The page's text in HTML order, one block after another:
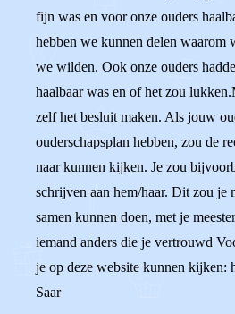
fijn was en voor onze ouders
hebben we kunnen delen waarom
we wilden. Ook onze ouders
haalbaar was en of het zou
zelf het besluit maken. Als jouw
ouderschapsplan hebben, zou de
naar kunnen kijken. Je zou
schrijven aan hem/haar. Dit zou je
samen kunnen doen, met je
iemand anders die je vertrouwd
je op deze website kunnen kijken:
Saar